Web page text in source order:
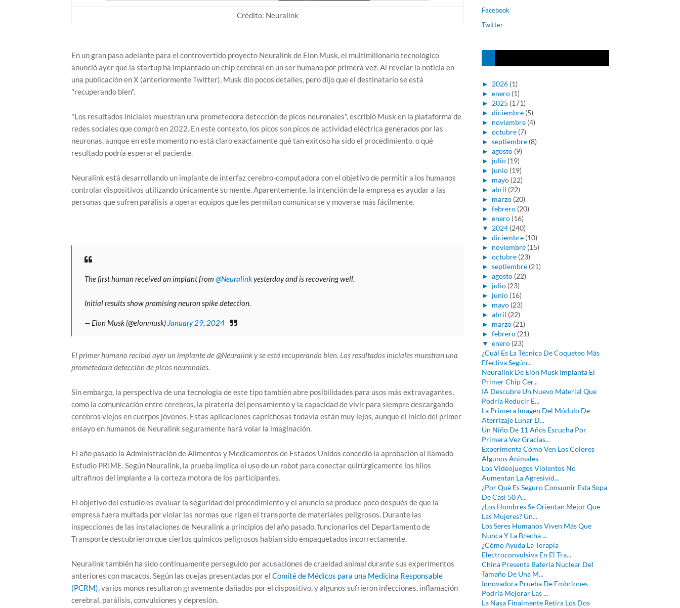
Crédito: Neuralink
En un gran paso adelante para el controvertido proyecto Neuralink de Elon Musk, el multimillonario tecnológico
anunció ayer que la startup ha implantado un chip cerebral en un ser humano por primera vez. Al revelar la noticia en
una publicación en X (anteriormente Twitter), Musk dio pocos detalles, pero dijo que el destinatario se está
"recuperando bien".
"Los resultados iniciales muestran una prometedora detección de picos neuronales", escribió Musk en la plataforma de
redes sociales que compró en 2022. En este contexto, los picos son picos de actividad eléctrica generados por las
neuronas, aunque en este momento no está claro exactamente qué tan exitoso ha sido el procedimiento. o qué
resultado podría esperar el paciente.
Neuralink está desarrollando un implante de interfaz cerebro-computadora con el objetivo de permitir a los humanos
controlar dispositivos utilizando únicamente su mente. Aparentemente, la intención de la empresa es ayudar a las
personas que sufren parálisis a operar equipos que les permitan comunicarse y moverse más fácilmente.
The first human received an implant from @Neuralinkyesterday and is recovering well.
Initial results show promising neuron spike detection.
— Elon Musk (@elonmusk) January 29, 2024
El primer humano recibió ayer un implante de @Neuralink y se está recuperando bien. Los resultados iniciales muestran una
prometedora detección de picos neuronales.
Sin embargo, la perspectiva de una tecnología de este tipo también abre posibilidades para usos más extravagantes,
como la comunicación entre cerebros, la piratería del pensamiento y la capacidad de vivir para siempre descargando
cerebros viejos en cuerpos jóvenes. Estas aplicaciones caprichosas todavía están muy lejos, aunque el inicio del primer
ensayo en humanos de Neuralink seguramente hará volar la imaginación.
El año pasado la Administración de Alimentos y Medicamentos de Estados Unidos concedió la aprobación al llamado
Estudio PRIME. Según Neuralink, la prueba implica el uso de un robot para conectar quirúrgicamente los hilos
ultrafinos del implante a la corteza motora de los participantes.
El objetivo del estudio es evaluar la seguridad del procedimiento y el anuncio se produce poco después de que la
empresa fuera multada por violar las normas que rigen el transporte de materiales peligrosos. Durante las
inspecciones de las instalaciones de Neuralink a principios del año pasado, funcionarios del Departamento de
Transporte descubrieron que ciertos químicos peligrosos habían sido empaquetados incorrectamente.
Neuralink también ha sido continuamente perseguido por acusaciones de crueldad animal durante sus experimentos
anteriores con macacos. Según las quejas presentadas por el Comité de Médicos para una Medicina Responsable
(PCRM), varios monos resultaron gravemente dañados por el dispositivo, y algunos sufrieron infecciones, inflamación
cerebral, parálisis, convulsiones y depresión.
Facebook
Twitter
► 2026 (1)
► enero (1)
► 2025 (171)
► diciembre (5)
► noviembre (4)
► octubre (7)
► septiembre (8)
► agosto (9)
► julio (19)
► junio (19)
► mayo (22)
► abril (22)
► marzo (20)
► febrero (20)
► enero (16)
▼ 2024 (240)
► diciembre (10)
► noviembre (15)
► octubre (23)
► septiembre (21)
► agosto (22)
► julio (23)
► junio (16)
► mayo (23)
► abril (22)
► marzo (21)
► febrero (21)
▼ enero (23)
¿Cuál Es La Técnica De Coqueteo Más
Efectiva Según...
Neuralink De Elon Musk Implanta El
Primer Chip Cer...
IA Descubre Un Nuevo Material Que
Podría Reducir E...
La Primera Imagen Del Módulo De
Aterrizaje Lunar D...
Un Niño De 11 Años Escucha Por
Primera Vez Gracias...
Experimenta Cómo Ven Los Colores
Algunos Animales
Los Videojuegos Violentos No
Aumentan La Agresivid...
¿Por Qué Es Seguro Consumir Esta Sopa
De Casi 50 A...
¿Los Hombres Se Orientan Mejor Que
Las Mujeres? Un...
Los Seres Humanos Viven Más Que
Nunca Y La Brecha ...
¿Cómo Ayuda La Terapia
Electroconvulsiva En El Tra...
China Presenta Batería Nuclear Del
Tamaño De Una M...
Innovadora Prueba De Embriones
Podría Mejorar Las ...
La Nasa Finalmente Retira Los Dos